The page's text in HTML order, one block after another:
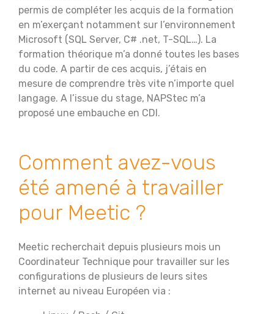
permis de compléter les acquis de la formation
en m’exerçant notamment sur l’environnement
Microsoft (SQL Server, C# .net, T-SQL…). La
formation théorique m’a donné toutes les bases
du code. A partir de ces acquis, j’étais en
mesure de comprendre très vite n’importe quel
langage. A l’issue du stage, NAPStec m’a
proposé une embauche en CDI.
Comment avez-vous
été amené à travailler
pour Meetic ?
Meetic recherchait depuis plusieurs mois un
Coordinateur Technique pour travailler sur les
configurations de plusieurs de leurs sites
internet au niveau Européen via :